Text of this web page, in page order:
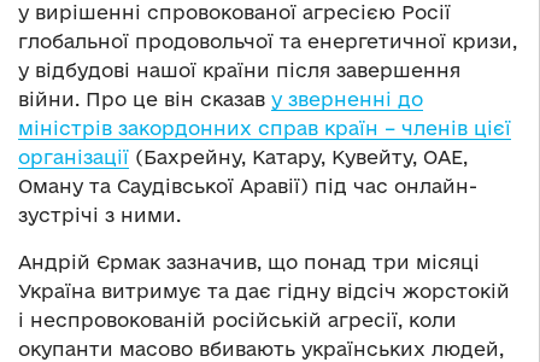
у вирішенні спровокованої агресією Росії
глобальної продовольчої та енергетичної кризи,
у відбудові нашої країни після завершення
війни. Про це він сказав у зверненні до
міністрів закордонних справ країн – членів цієї
організації (Бахрейну, Катару, Кувейту, ОАЕ,
Оману та Саудівської Аравії) під час онлайн-
зустрічі з ними.
Андрій Єрмак зазначив, що понад три місяці
Україна витримує та дає гідну відсіч жорстокій
і неспровокованій російській агресії, коли
окупанти масово вбивають українських людей,